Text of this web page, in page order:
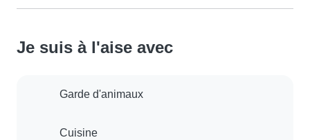
Je suis à l'aise avec
Garde d'animaux
Cuisine